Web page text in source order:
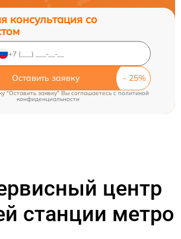
консультация со
Оставить заявку
"Оставить заявку" Вы соглашаетесь c политикой
конфиденциальности
центр
станции метро